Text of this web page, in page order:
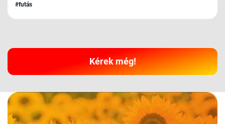
#futás
Kérek még!